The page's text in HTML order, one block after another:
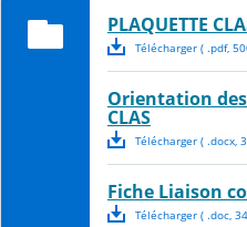
PLAQUETTE
Télécharger( .pdf,
Orientation
CLAS
Télécharger( .docx,
Fiche Liaison
Télécharger( .doc,